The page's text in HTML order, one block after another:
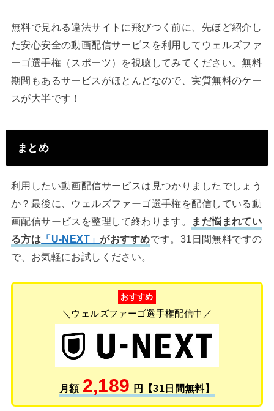
無料で見れる違法サイトに飛びつく前に、先ほど紹介し
た安心安全の動画配信サービスを利用してウェルズファ
ーゴ選手権（スポーツ）を視聴してみてください。無料
期間もあるサービスがほとんどなので、実質無料のケー
スが大半です！
まとめ
利用したい動画配信サービスは見つかりましたでしょう
か？最後に、ウェルズファーゴ選手権を配信している動
画配信サービスを整理して終わります。
まだ悩まれてい
る方は 「U-NEXT」がおすすめです。31日間無料ですの
で、お気軽にお試しください。
おすすめ
＼ウェルズファーゴ選手権配信中／
月額 2,189 円【31日間無料】